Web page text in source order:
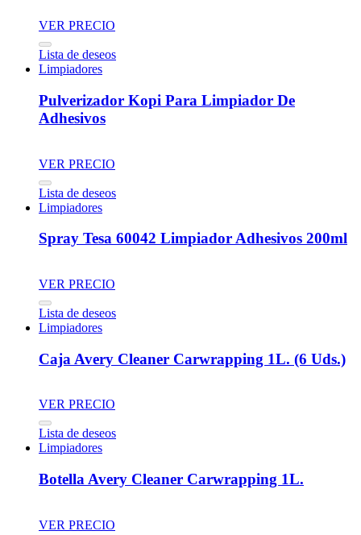
VER PRECIO
Lista de deseos
Limpiadores
Pulverizador Kopi Para Limpiador De
Adhesivos
VER PRECIO
Lista de deseos
Limpiadores
Spray Tesa 60042 Limpiador Adhesivos 200ml
VER PRECIO
Lista de deseos
Limpiadores
Caja Avery Cleaner Carwrapping 1L. (6 Uds.)
VER PRECIO
Lista de deseos
Limpiadores
Botella Avery Cleaner Carwrapping 1L.
VER PRECIO